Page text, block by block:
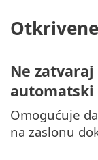
Ne
automatski
Omogućuje
na zaslonu